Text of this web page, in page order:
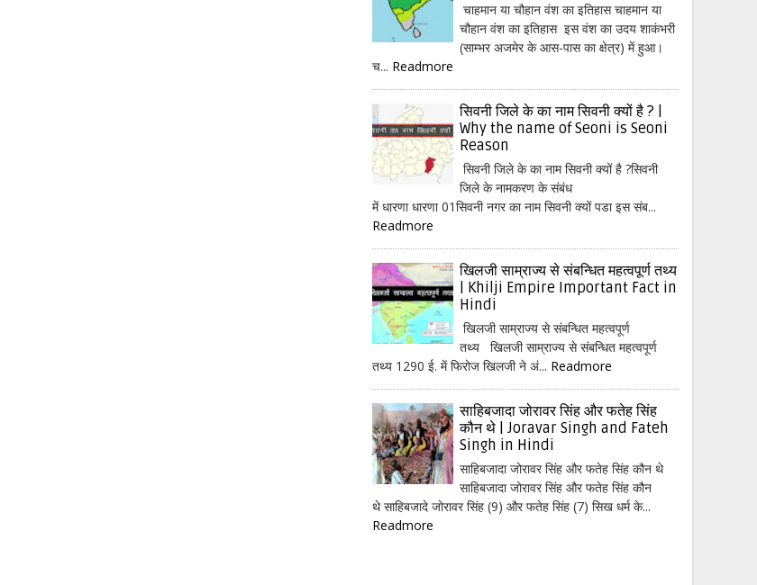
चाहमान या चौहान वंश का इतिहास चाहमान या
चौहान वंश का इतिहास इस वंश का उदय शाकंभरी
(साम्भर अजमेर के आस-पास का क्षेत्र) में हुआ।
च... Readmore
सिवनी जिले के का नाम सिवनी क्यों है ? |
Why the name of Seoni is Seoni
Reason
सिवनी जिले के का नाम सिवनी क्यों है ?सिवनी
जिले के नामकरण के संबंध
में धारणा धारणा 01सिवनी नगर का नाम सिवनी क्यों पडा इस संब...
Readmore
खिलजी साम्राज्य से संबन्धित महत्वपूर्ण तथ्य
| Khilji Empire Important Fact in
Hindi
खिलजी साम्राज्य से संबन्धित महत्वपूर्ण
तथ्य खिलजी साम्राज्य से संबन्धित महत्वपूर्ण
तथ्य 1290 ई. में फिरोज खिलजी ने अं... Readmore
साहिबजादा जोरावर सिंह और फतेह सिंह
कौन थे | Joravar Singh and Fateh
Singh in Hindi
साहिबजादा जोरावर सिंह और फतेह सिंह कौन थे
साहिबजादा जोरावर सिंह और फतेह सिंह कौन
थे साहिबजादे जोरावर सिंह (9) और फतेह सिंह (7) सिख धर्म के...
Readmore